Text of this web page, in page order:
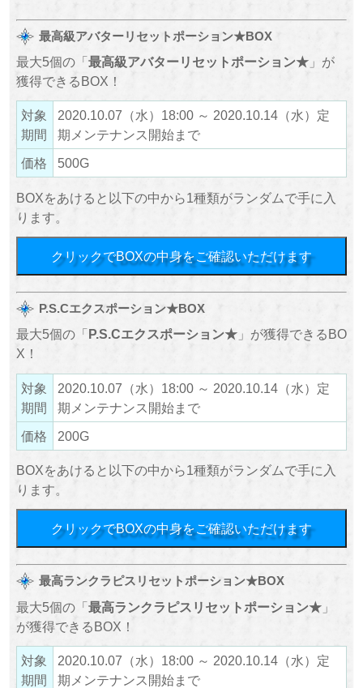
最高級アバターリセットポーション★BOX
最大5個の「最高級アバターリセットポーション★」が
獲得できるBOX！
対象
期間
2020.10.07（水）18:00 ～ 2020.10.14（水）定
期メンテナンス開始まで
価格
500G
BOXをあけると以下の中から1種類がランダムで手に入
ります。
クリックでBOXの中身をご確認いただけます
P.S.Cエクスポーション★BOX
最大5個の「 P.S.Cエクスポーション★」が獲得できるBO
X！
対象
期間
2020.10.07（水）18:00 ～ 2020.10.14（水）定
期メンテナンス開始まで
価格
200G
BOXをあけると以下の中から1種類がランダムで手に入
ります。
クリックでBOXの中身をご確認いただけます
最高ランクラピスリセットポーション★BOX
最大5個の「最高ランクラピスリセットポーション★」
が獲得できるBOX！
対象
期間
2020.10.07（水）18:00 ～ 2020.10.14（水）定
期メンテナンス開始まで